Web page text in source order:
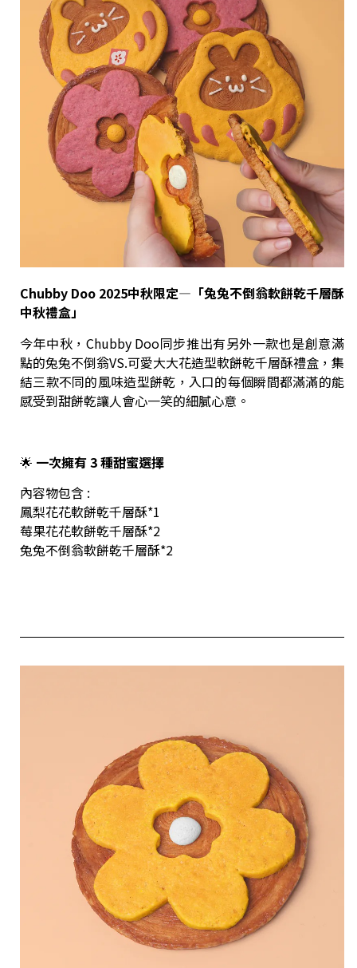
Chubby Doo 2025中秋限定— 「兔兔不倒翁軟餅乾千層酥
中秋禮盒」
今年中秋，Chubby Doo同步推出有另外一款也是創意滿
點的兔兔不倒翁VS.可愛大大花造型軟餅乾千層酥禮盒，集
結三款不同的風味造型餅乾，入口的每個瞬間都滿滿的能
感受到甜餅乾讓人會心一笑的細膩心意。
🌟 一次擁有 3 種甜蜜選擇
內容物包含 :
鳳梨花花軟餅乾千層酥*1
莓果花花軟餅乾千層酥*2
兔兔不倒翁軟餅乾千層酥*2